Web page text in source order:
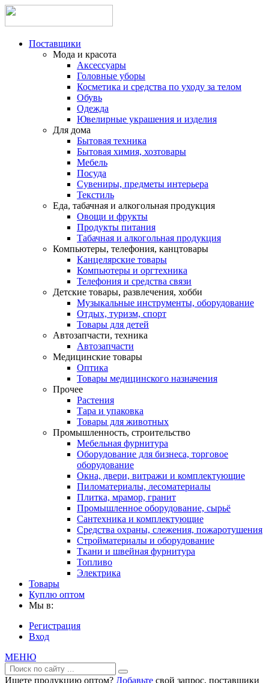
Поставщики
Мода и красота
Аксессуары
Головные уборы
Косметика и средства по уходу за телом
Обувь
Одежда
Ювелирные украшения и изделия
Для дома
Бытовая техника
Бытовая химия, хозтовары
Мебель
Посуда
Сувениры, предметы интерьера
Текстиль
Еда, табачная и алкогольная продукция
Овощи и фрукты
Продукты питания
Табачная и алкогольная продукция
Компьютеры, телефония, канцтовары
Канцелярские товары
Компьютеры и оргтехника
Телефония и средства связи
Детские товары, развлечения, хобби
Музыкальные инструменты, оборудование
Отдых, туризм, спорт
Товары для детей
Автозапчасти, техника
Автозапчасти
Медицинские товары
Оптика
Товары медицинского назначения
Прочее
Растения
Тара и упаковка
Товары для животных
Промышленность, строительство
Мебельная фурнитура
Оборудование для бизнеса, торговое
оборудование
Окна, двери, витражи и комплектующие
Пиломатериалы, лесоматериалы
Плитка, мрамор, гранит
Промышленное оборудование, сырьё
Сантехника и комплектующие
Средства охраны, слежения, пожаротушения
Стройматериалы и оборудование
Ткани и швейная фурнитура
Топливо
Электрика
Товары
Куплю оптом
Мы в:
Регистрация
Вход
МЕНЮ
Ищете продукцию оптом? Добавьте свой запрос, поставщики